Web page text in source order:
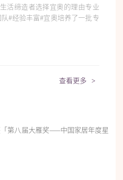
活缔造者选择宜奥的理由专业
#经验丰富#宜奥培养了一批专
查看更多 >